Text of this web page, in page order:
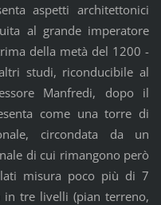
aspetti architettonici
al grande imperatore
della metà del 1200 -
studi, riconducibile al
Manfredi, dopo il
come una torre di
circondata da un
di cui rimangono però
misura poco più di 7
tre livelli (pian terreno,